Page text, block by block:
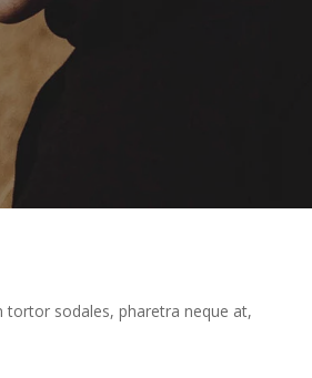
tortor sodales, pharetra neque at,